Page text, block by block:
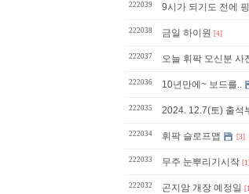
222039 9시가 되기도 전에
222038 금일 하이원 [4]
222037 오늘 휘팍 오신분 사
222036 10년만에~ 보드를..
222035 2024. 12.7(토) 출석
222034 휘팍 슬로프맵 [3]
222033 무주 눈뿌리기시작 [1]
222032 곤지암 개장 예정일